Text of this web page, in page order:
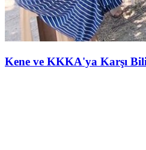
Kene ve KKKA'ya Karşı